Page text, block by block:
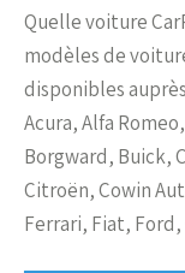
Quelle voiture
modèles de
disponibles
Acura, Alfa
Borgward, Buick,
Citroën, Cowin
Ferrari, Fiat, Ford,